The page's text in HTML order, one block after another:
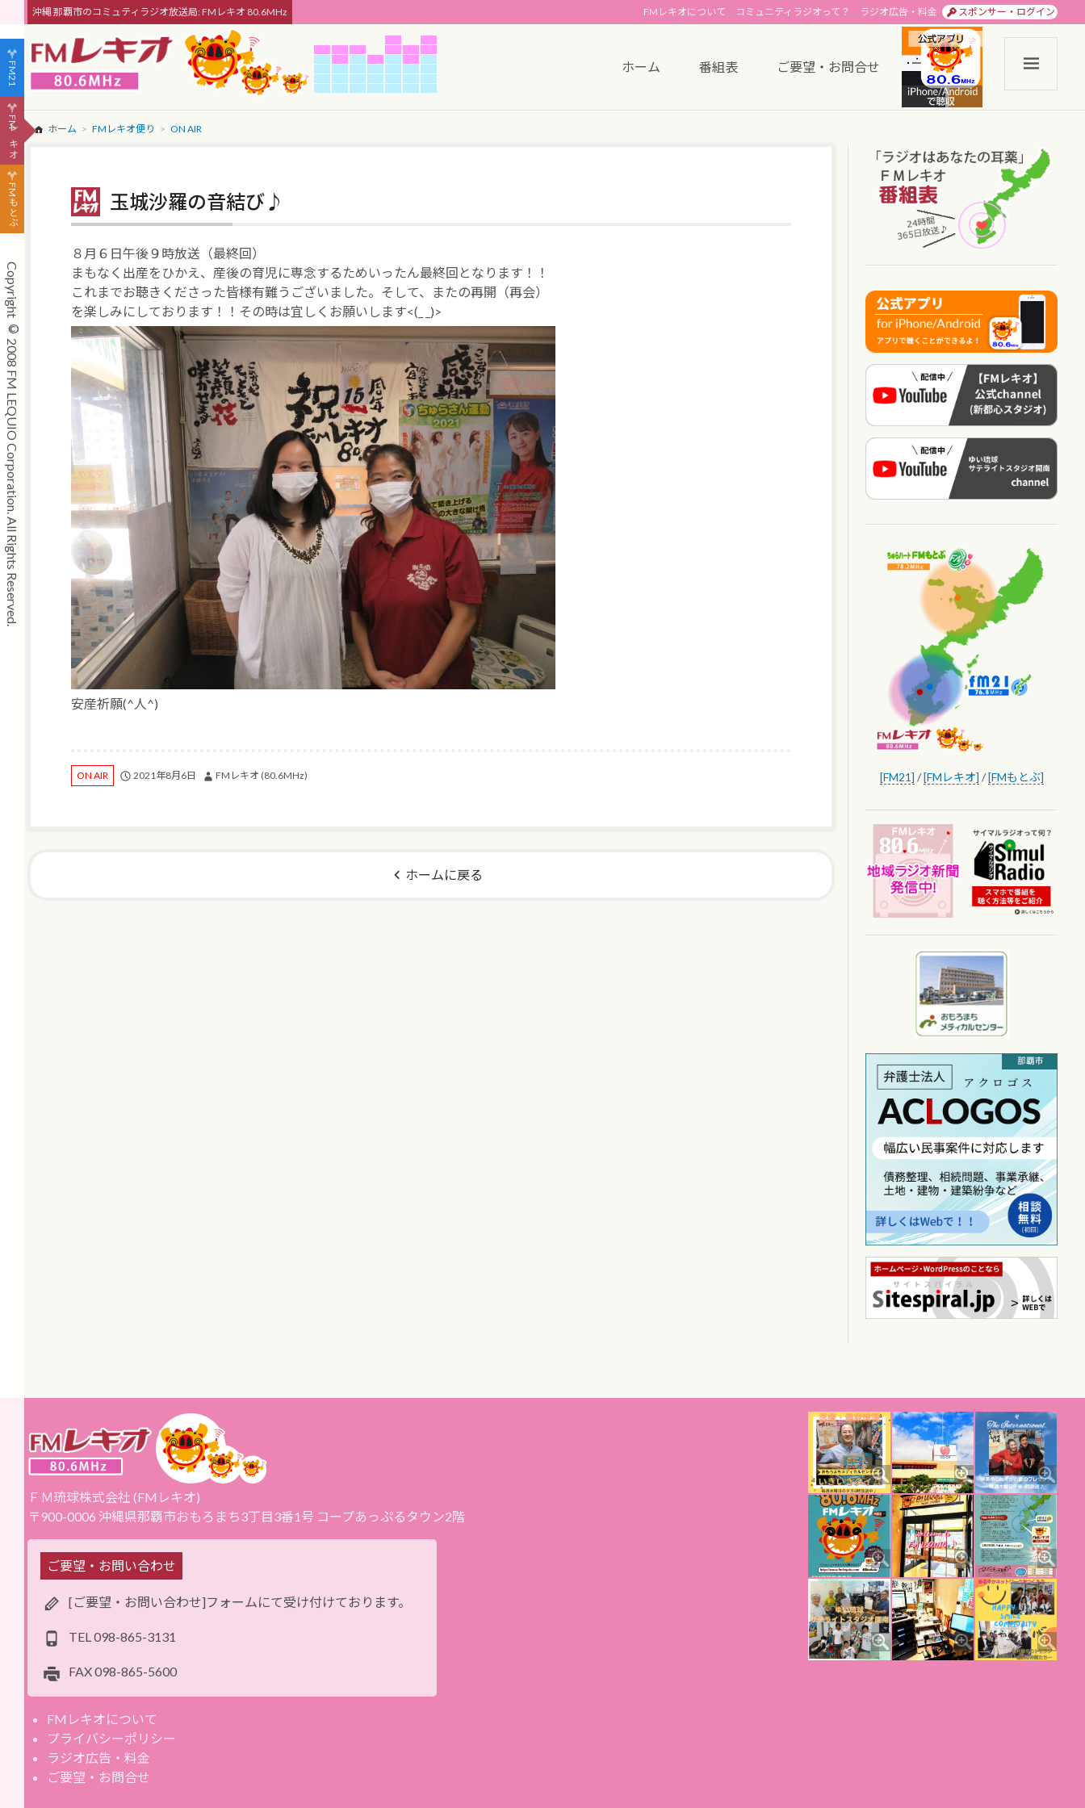
沖縄 那覇市のコミュティラジオ放送局: FMレキオ 80.6MHz スポンサー・ログイン
ラジオ広告・料金
コミュニティラジオって？
FMレキオについて
ホーム 番組表 ご要望・お問合せ
ホーム FMレキオ便り ON AIR
玉城沙羅の音結び♪
８月６日午後９時放送（最終回）
まもなく出産をひかえ、産後の育児に専念するためいったん最終回となります！！
これまでお聴きくださった皆様有難うございました。そして、またの再開（再会）
を楽しみにしております！！その時は宜しくお願いします<(_ _)>
安産祈願(^人^)
ON AIR 2021年8月6日 FMレキオ (80.6MHz)
ホームに戻る
[FM21] /[FMレキオ] /[FMもとぶ]
ＦＭ琉球株式会社 (FMレキオ)
〒900-0006 沖縄県那覇市おもろまち3丁目3番1号 コープあっぷるタウン2階
ご要望・お問い合わせ
[ご要望・お問い合わせ]フォームにて受け付けております。
TEL 098-865-3131
FAX098-865-5600
FMレキオについて
プライバシーポリシー
ラジオ広告・料金
ご要望・お問合せ
FM21
FMレキオ
FMもとぶ
Copyright © 2008 FM LEQUIO Corporation. All Rights Reserved.